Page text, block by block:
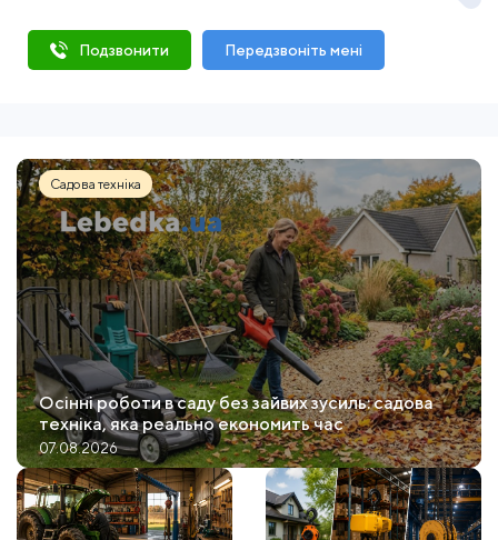
Подзвонити Передзвоніть мені
Садова техніка
Осінні роботи в саду без зайвих зусиль: садова
техніка, яка реально економить час
07.08.2026